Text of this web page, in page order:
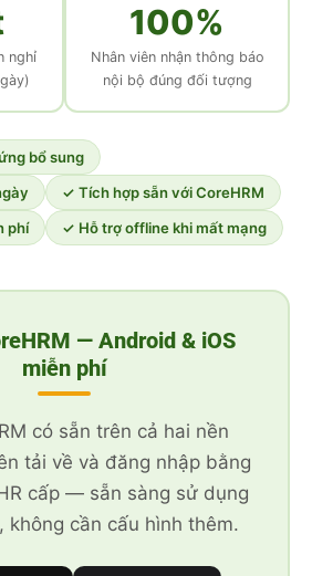
nghỉ
100%
Nhân viên nhận thông báo
nội bộ đúng đối tượng
bổ sung
✓ Tích hợp sẵn với CoreHRM
phí
✓ Hỗ trợ offline khi mất mạng
— Android & iOS
miễn phí
có sẵn trên cả hai nền
tải về và đăng nhập bằng
cấp — sẵn sàng sử dụng
không cần cấu hình thêm.